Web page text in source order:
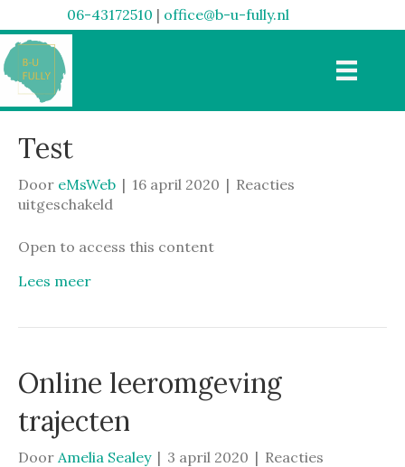
06-43172510 | office@b-u-fully.nl
Test
Door eMsWeb | 16 april 2020 | Reacties
uitgeschakeld
Open to access this content
Lees meer
Online leeromgeving
trajecten
Door Amelia Sealey | 3 april 2020 | Reacties